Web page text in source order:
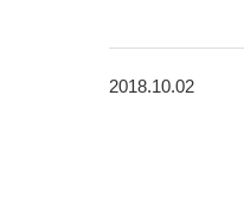
2018.10.02